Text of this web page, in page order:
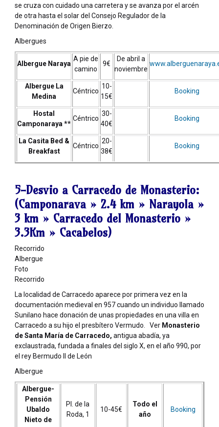
se cruza con cuidado una carretera y se avanza por el arcén
de otra hasta el solar del Consejo Regulador de la
Denominación de Origen Bierzo.
Albergues
Albergue Naraya
A pie de
camino
9€
De abril a
noviembre
Albergue La
Medina
Céntrico
10-
15€
Booking
Hostal
Camponaraya **
Céntrico
30-
40€
Booking
La Casita Bed &
Breakfast
Céntrico
20-
38€
Booking
5-Desvio a Carracedo de Monasterio:
(Camponarava » 2.4 km » Narayola »
3 km » Carracedo del Monasterio »
3.3Km » Cacabelos)
Recorrido
Albergue
Foto
Recorrido
La localidad de Carracedo aparece por primera vez en la
documentación medieval en 957 cuando un individuo llamado
Sunilano hace donación de unas propiedades en una villa en
Carracedo a su hijo el presbítero Vermudo. Ver Monasterio
de Santa María de Carracedo, antigua abadía, ya
exclaustrada, fundada a finales del siglo X, en el año 990, por
el rey Bermudo II de León
Albergue
Albergue-
Pensión
Ubaldo
Nieto de
Pl. de la
Roda, 1
10-45€
Todo el
año
Booking